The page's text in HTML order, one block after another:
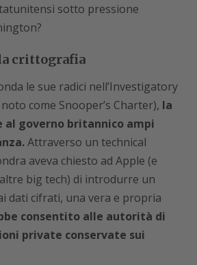
sotto pressione
crittografia
le sue radici nell’Investigatory
come Snooper’s Charter), la
al governo britannico ampi
Attraverso un technical
aveva chiesto ad Apple (e
big tech) di introdurre un
dati cifrati, una vera e propria
consentito alle autorità di
private conservate sui